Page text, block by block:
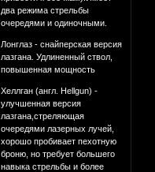
два режима стрельбы
очередями и одиночными.
Лонглаз - снайперская версия
лазгана. Удлиненный ствол,
повышенная мощность
Хеллган (англ. Hellgun) -
улучшенная версия
лазгана,стреляющая
очередями лазерных лучей,
хорошо пробивает пехотную
броню, но требует большего
навыка стрельбы и более